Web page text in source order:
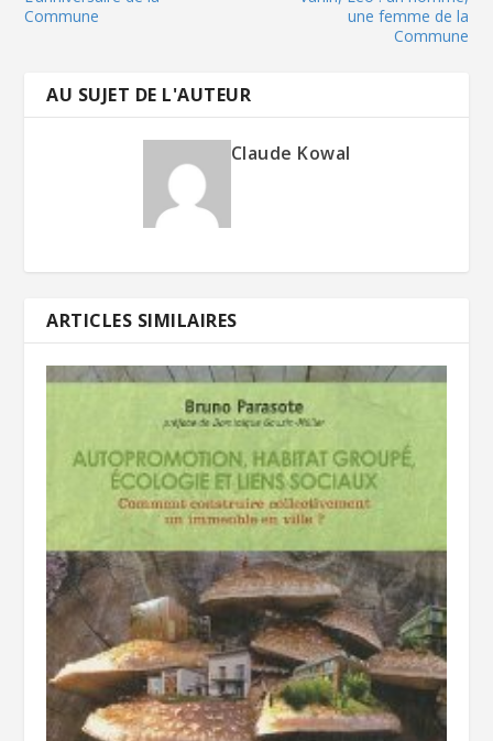
Commune
une femme de la
Commune
AU SUJET DE L'AUTEUR
Claude Kowal
ARTICLES SIMILAIRES